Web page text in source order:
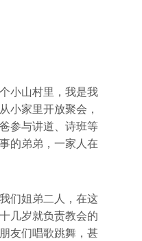
小山村里，我是我
小家里开放聚会，
参与讲道、诗班等
的弟弟，一家人在
们姐弟二人，在这
几岁就负责教会的
友们唱歌跳舞，甚